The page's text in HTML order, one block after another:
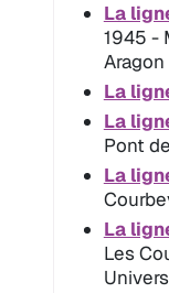
La
1945 -
Aragon
La
La
Pont
La
La
Les